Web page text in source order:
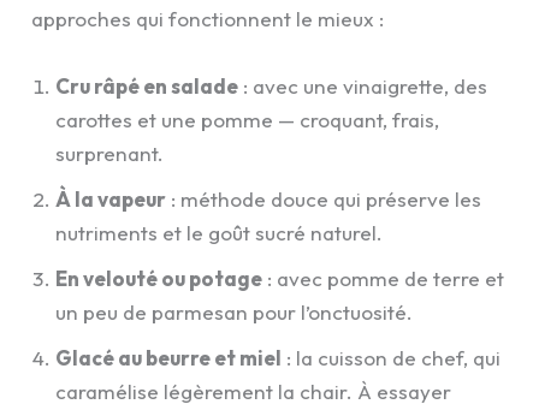
approches qui fonctionnent le mieux :
Cru râpé en salade : avec une vinaigrette, des
carottes et une pomme — croquant, frais,
surprenant.
À la vapeur : méthode douce qui préserve les
nutriments et le goût sucré naturel.
En velouté ou potage : avec pomme de terre et
un peu de parmesan pour l’onctuosité.
Glacé au beurre et miel : la cuisson de chef, qui
caramélise légèrement la chair. À essayer